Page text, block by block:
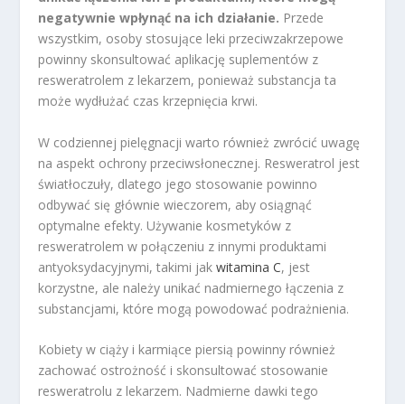
negatywnie wpłynąć na ich działanie. Przede
wszystkim, osoby stosujące leki przeciwzakrzepowe
powinny skonsultować aplikację suplementów z
resweratrolem z lekarzem, ponieważ substancja ta
może wydłużać czas krzepnięcia krwi.
W codziennej pielęgnacji warto również zwrócić uwagę
na aspekt ochrony przeciwsłonecznej. Resweratrol jest
światłoczuły, dlatego jego stosowanie powinno
odbywać się głównie wieczorem, aby osiągnąć
optymalne efekty. Używanie kosmetyków z
resweratrolem w połączeniu z innymi produktami
antyoksydacyjnymi, takimi jakwitamina C, jest
korzystne, ale należy unikać nadmiernego łączenia z
substancjami, które mogą powodować podrażnienia.
Kobiety w ciąży i karmiące piersią powinny również
zachować ostrożność i skonsultować stosowanie
resweratrolu z lekarzem. Nadmierne dawki tego